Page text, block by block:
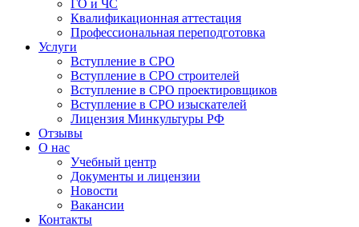
ГO и ЧС
Квалификационная аттестация
Профессиональная переподготовка
Услуги
Вступление в СРО
Вступление в СРО строителей
Вступление в СРО проектировщиков
Вступление в СРО изыскателей
Лицензия Минкультуры РФ
Отзывы
О нас
Учебный центр
Документы и лицензии
Новости
Вакансии
Контакты